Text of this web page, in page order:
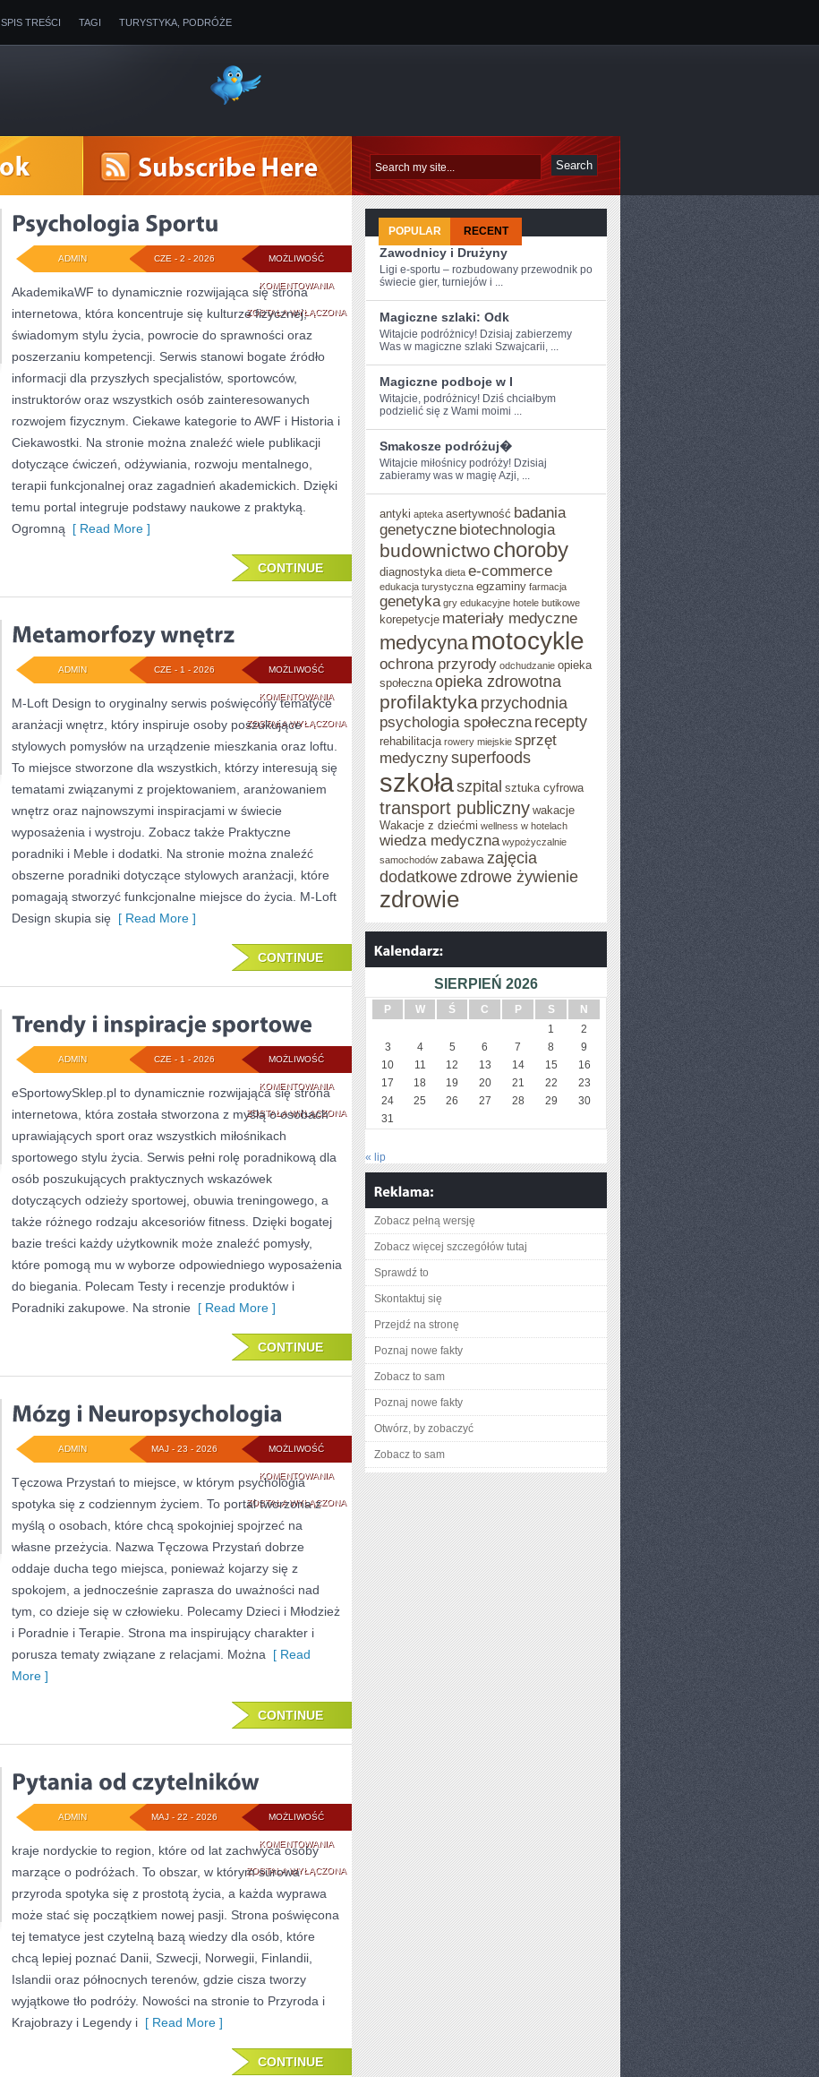
SPIS TREŚCI TAGI TURYSTYKA, PODRÓŻE
MOŻLIWOŚĆ
KOMENTOWANIAPSYCHOLOGIA
SPORTU
ZOSTAŁA WYŁĄCZONA
CZE - 2 - 2026
ADMIN
AkademikaWF to dynamicznie rozwijająca się strona
internetowa, która koncentruje się kulturze fizycznej,
świadomym stylu życia, powrocie do sprawności oraz
poszerzaniu kompetencji. Serwis stanowi bogate źródło
informacji dla przyszłych specjalistów, sportowców,
instruktorów oraz wszystkich osób zainteresowanych
rozwojem fizycznym. Ciekawe kategorie to AWF i Historia i
Ciekawostki. Na stronie można znaleźć wiele publikacji
dotyczące ćwiczeń, odżywiania, rozwoju mentalnego,
terapii funkcjonalnej oraz zagadnień akademickich. Dzięki
temu portal integruje podstawy naukowe z praktyką.
Ogromną [ Read More ]
CONTINUE
MOŻLIWOŚĆ
KOMENTOWANIAMETAMORFOZY
WNĘTRZ
ZOSTAŁA WYŁĄCZONA
CZE - 1 - 2026
ADMIN
M-Loft Design to oryginalny serwis poświęcony tematyce
aranżacji wnętrz, który inspiruje osoby poszukujące
stylowych pomysłów na urządzenie mieszkania oraz loftu.
To miejsce stworzone dla wszystkich, którzy interesują się
tematami związanymi z projektowaniem, aranżowaniem
wnętrz oraz najnowszymi inspiracjami w świecie
wyposażenia i wystroju. Zobacz także Praktyczne
poradniki i Meble i dodatki. Na stronie można znaleźć
obszerne poradniki dotyczące stylowych aranżacji, które
pomagają stworzyć funkcjonalne miejsce do życia. M-Loft
Design skupia się [ Read More ]
CONTINUE
MOŻLIWOŚĆ
KOMENTOWANIATRENDY
I
INSPIRACJE
SPORTOWE
ZOSTAŁA WYŁĄCZONA
CZE - 1 - 2026
ADMIN
eSportowySklep.pl to dynamicznie rozwijająca się strona
internetowa, która została stworzona z myślą o osobach
uprawiających sport oraz wszystkich miłośnikach
sportowego stylu życia. Serwis pełni rolę poradnikową dla
osób poszukujących praktycznych wskazówek
dotyczących odzieży sportowej, obuwia treningowego, a
także różnego rodzaju akcesoriów fitness. Dzięki bogatej
bazie treści każdy użytkownik może znaleźć pomysły,
które pomogą mu w wyborze odpowiedniego wyposażenia
do biegania. Polecam Testy i recenzje produktów i
Poradniki zakupowe. Na stronie [ Read More ]
CONTINUE
MOŻLIWOŚĆ
KOMENTOWANIAMÓZG
I
NEUROPSYCHOLOGIA
ZOSTAŁA WYŁĄCZONA
MAJ - 23 - 2026
ADMIN
Tęczowa Przystań to miejsce, w którym psychologia
spotyka się z codziennym życiem. To portal tworzona z
myślą o osobach, które chcą spokojniej spojrzeć na
własne przeżycia. Nazwa Tęczowa Przystań dobrze
oddaje ducha tego miejsca, ponieważ kojarzy się z
spokojem, a jednocześnie zaprasza do uważności nad
tym, co dzieje się w człowieku. Polecamy Dzieci i Młodzież
i Poradnie i Terapie. Strona ma inspirujący charakter i
porusza tematy związane z relacjami. Można [ Read
More ]
CONTINUE
MOŻLIWOŚĆ
KOMENTOWANIAPYTANIA
OD
CZYTELNIKÓW
ZOSTAŁA WYŁĄCZONA
MAJ - 22 - 2026
ADMIN
kraje nordyckie to region, które od lat zachwyca osoby
marzące o podróżach. To obszar, w którym surowa
przyroda spotyka się z prostotą życia, a każda wyprawa
może stać się początkiem nowej pasji. Strona poświęcona
tej tematyce jest czytelną bazą wiedzy dla osób, które
chcą lepiej poznać Danii, Szwecji, Norwegii, Finlandii,
Islandii oraz północnych terenów, gdzie cisza tworzy
wyjątkowe tło podróży. Nowości na stronie to Przyroda i
Krajobrazy i Legendy i [ Read More ]
CONTINUE
POPULAR RECENT
Zawodnicy i Drużyny
Ligi e-sportu – rozbudowany przewodnik po
świecie gier, turniejów i ...
Magiczne szlaki: Odk
Witajcie podróżnicy! Dzisiaj ​zabierzemy
Was w magiczne szlaki Szwajcarii, ...
Magiczne podboje w I
Witajcie, podróżnicy! Dziś chciałbym
podzielić​ się z Wami moimi⁣ ...
Smakosze podróżuj�
Witajcie miłośnicy podróży! Dzisiaj
zabieramy was w magię Azji,‍ ...
antyki apteka asertywność badania
genetyczne biotechnologia
budownictwo choroby
diagnostyka dieta e-commerce
edukacja turystyczna egzaminy farmacja
genetyka gry edukacyjne hotele butikowe
korepetycje materiały medyczne
medycyna motocykle
ochrona przyrody odchudzanie opieka
społeczna opieka zdrowotna
profilaktyka przychodnia
psychologia społeczna recepty
rehabilitacja rowery miejskie sprzęt
medycznysuperfoods
szkołaszpital sztuka cyfrowa
transport publiczny wakacje
Wakacje z dziećmi wellness w hotelach
wiedza medyczna wypożyczalnie
samochodów zabawa zajęcia
dodatkowezdrowe żywienie
zdrowie
SIERPIEŃ 2026
P W Ś C P S
N
1
2
3
4 5 6 7 8
9
10
11 12 13 14 15
16
17
18 19 20 21 22
23
24
25 26 27 28 29
30
31
« lip
Zobacz pełną wersję
Zobacz więcej szczegółów tutaj
Sprawdź to
Skontaktuj się
Przejdź na stronę
Poznaj nowe fakty
Zobacz to sam
Poznaj nowe fakty
Otwórz, by zobaczyć
Zobacz to sam